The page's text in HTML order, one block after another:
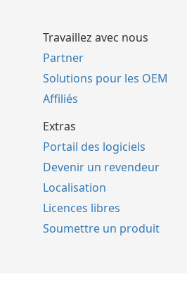
Travaillez avec nous
Partner
Solutions pour les OEM
Affiliés
Extras
Portail des logiciels
Devenir un revendeur
Localisation
Licences libres
Soumettre un produit